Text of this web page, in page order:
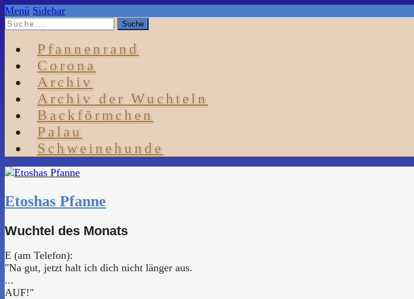
Menü Sidebar
Pfannenrand
Corona
Archiv
Archiv der Wuchteln
Backförmchen
Palau
Schweinehunde
Etoshas Pfanne
Wuchtel des Monats
E (am Telefon):
"Na gut, jetzt halt ich dich nicht länger aus.
...
AUF!"